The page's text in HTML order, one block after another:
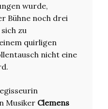
wurde,
Bühne noch drei
zu
quirligen
nicht eine
Musiker Clemens